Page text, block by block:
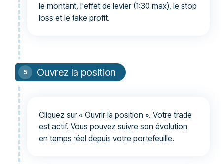
le montant, l'effet de levier (1:30 max), le stop
loss et le take profit.
Ouvrez la position
Cliquez sur « Ouvrir la position ». Votre trade
est actif. Vous pouvez suivre son évolution
en temps réel depuis votre portefeuille.